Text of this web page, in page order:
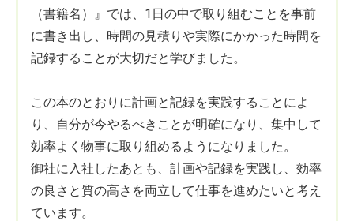
（書籍名）』では、1日の中で取り組むことを事前
に書き出し、時間の見積りや実際にかかった時間を
記録することが大切だと学びました。
この本のとおりに計画と記録を実践することによ
り、自分が今やるべきことが明確になり、集中して
効率よく物事に取り組めるようになりました。
御社に入社したあとも、計画や記録を実践し、効率
の良さと質の高さを両立して仕事を進めたいと考え
ています。